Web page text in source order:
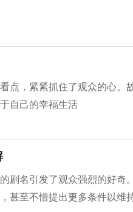
点，紧紧抓住了观众的心。
自己的幸福生活
剧名引发了观众强烈的好奇
甚至不惜提出更多条件以维